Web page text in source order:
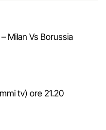
Milan Vs Borussia
tv) ore 21.20